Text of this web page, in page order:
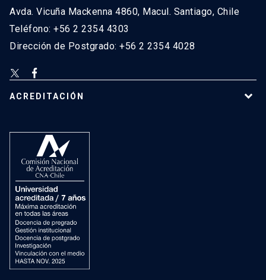
Avda. Vicuña Mackenna 4860, Macul. Santiago, Chile
Teléfono: +56 2 2354 4303
Dirección de Postgrado: +56 2 2354 4028
ACREDITACIÓN